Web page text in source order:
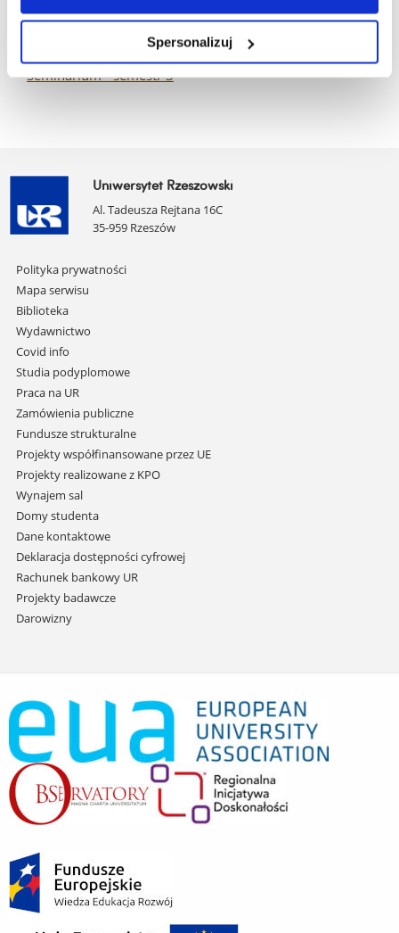
Spersonalizuj
Procedury ochrony własności intelektualnej i przemysłowej
w zakresie biotechnologii
Seminarium - semestr 3
Uniwersytet Rzeszowski
Al. Tadeusza Rejtana 16C
35-959 Rzeszów
Pomiń
nawigację
i
przejdź
do
treści
Polityka prywatności
Mapa serwisu
Biblioteka
Wydawnictwo
Covid info
Studia podyplomowe
Praca na UR
Zamówienia publiczne
Fundusze strukturalne
Projekty współfinansowane przez UE
Projekty realizowane z KPO
Wynajem sal
Domy studenta
Dane kontaktowe
Deklaracja dostępności cyfrowej
Rachunek bankowy UR
Projekty badawcze
Darowizny